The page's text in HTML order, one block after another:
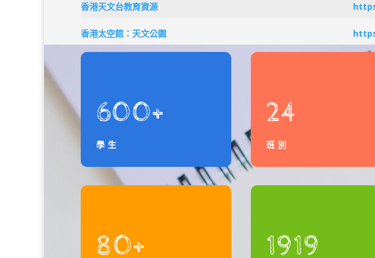
香港天文台教育資源
香港太空館：天文公園
600+
學生
80+
24
班別
1919